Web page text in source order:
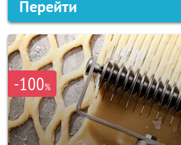
Перейти
-100%